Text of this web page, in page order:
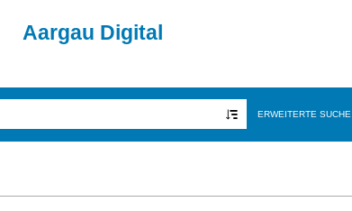
Aargau Digital
ERWEITERTE SUCHE